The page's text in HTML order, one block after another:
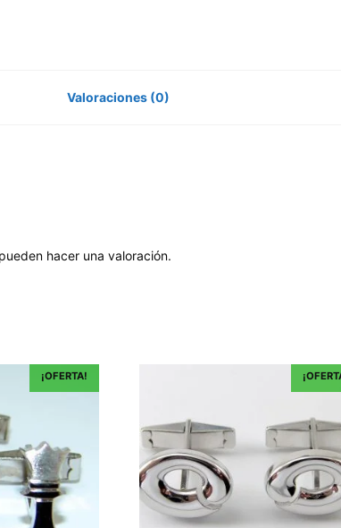
Valoraciones (0)
hacer una valoración.
¡OFERTA!